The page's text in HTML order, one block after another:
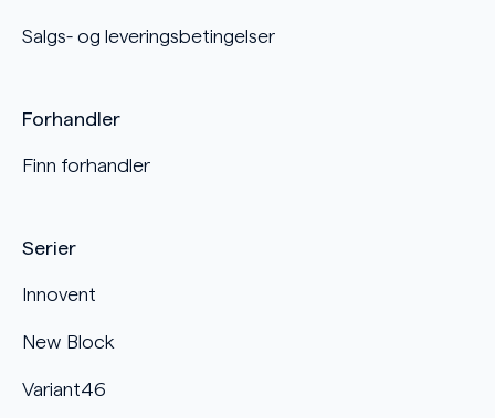
Serier
Innovent
New Block
Variant46
Salgs- og leveringsbetingelser
Forhandler
Finn forhandler